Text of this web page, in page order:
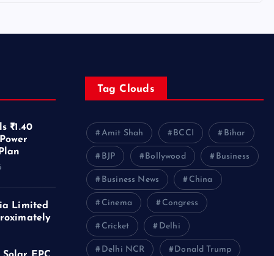
₹1.40
Limited
Tag Clouds
Amit Shah BCCI Bihar
BJP Bollywood Business
Business News China
Cinema Congress
Cricket Delhi
Delhi NCR Donald Trump